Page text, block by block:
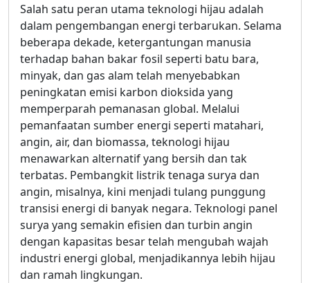
Salah satu peran utama teknologi hijau adalah
dalam pengembangan energi terbarukan. Selama
beberapa dekade, ketergantungan manusia
terhadap bahan bakar fosil seperti batu bara,
minyak, dan gas alam telah menyebabkan
peningkatan emisi karbon dioksida yang
memperparah pemanasan global. Melalui
pemanfaatan sumber energi seperti matahari,
angin, air, dan biomassa, teknologi hijau
menawarkan alternatif yang bersih dan tak
terbatas. Pembangkit listrik tenaga surya dan
angin, misalnya, kini menjadi tulang punggung
transisi energi di banyak negara. Teknologi panel
surya yang semakin efisien dan turbin angin
dengan kapasitas besar telah mengubah wajah
industri energi global, menjadikannya lebih hijau
dan ramah lingkungan.